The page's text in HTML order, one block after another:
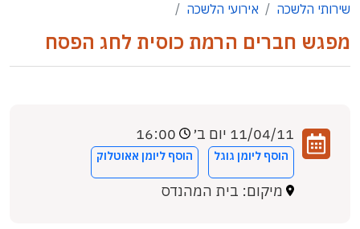
שירותי הלשכה אירועי הלשכה
מפגש חברים הרמת כוסית לחג הפסח
11/04/11 יום ב׳
הוסף ליומן גוגל הוסף ליומן אאוטלוק
מיקום: בית המהנדס